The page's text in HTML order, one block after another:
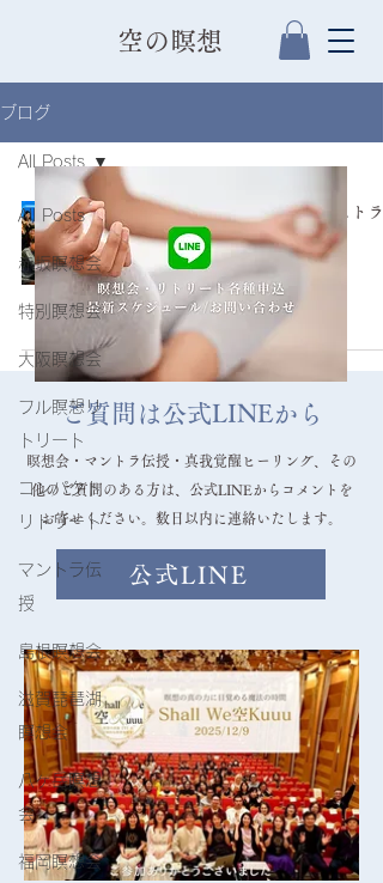
​空の瞑想
ブログ
All Posts
赤坂瞑想会
特別瞑想会
大阪瞑想会
フル瞑想リ
トリート
コンパクト
リトリート
マントラ伝
授
島根瞑想会
滋賀琵琶湖
瞑想会
八ヶ岳瞑想
会
福岡瞑想会
All Posts
2025/3/14・15 空の瞑想インストラ
ター伊勢神宮参拝 でした！
インストラクター
2025年3月15日
ご質問は公式LINEから
瞑想会・マントラ伝授・真我覚醒ヒーリング、その
他のご質問のある方は、公式LINEからコメントを
お寄せください。数日以内に連絡いたします。
公式LINE